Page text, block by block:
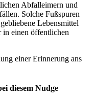
Abfalleimern und
Solche Fußspuren
Lebensmittel
in einen öffentlichen
einer Erinnerung ans
diesem Nudge